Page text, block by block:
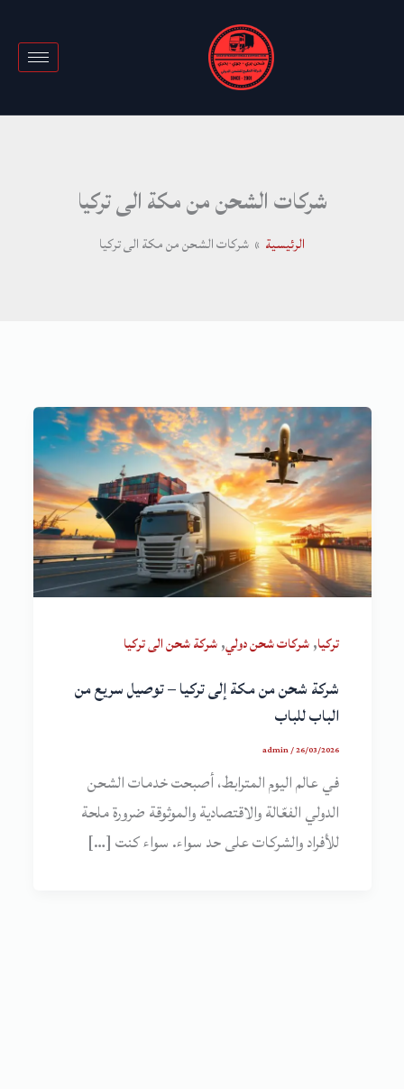
شركات الشحن من مكة الى تركيا
الرئيسية شركات الشحن من مكة الى تركيا
تركيا,شركات شحن دولي,شركة شحن الى تركيا
شركة شحن من مكة إلى تركيا – توصيل سريع من
الباب للباب
admin/26/03/2026
في عالم اليوم المترابط، أصبحت خدمات الشحن
الدولي الفعّالة والاقتصادية والموثوقة ضرورة ملحة
للأفراد والشركات على حد سواء. سواء كنت […]